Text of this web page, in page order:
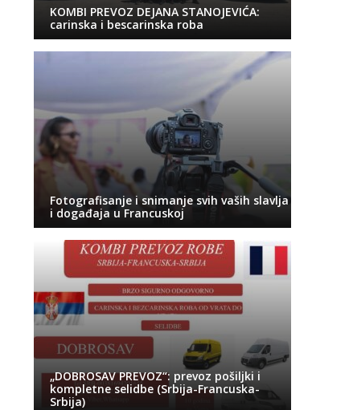
KOMBI PREVOZ DEJANA STANOJEVIĆA:
carinska i bescarinska roba
Fotografisanje i snimanje svih vaših slavlja
i događaja u Francuskoj
„DOBROSAV PREVOZ“: prevoz pošiljki i
kompletne selidbe (Srbija-Francuska-
Srbija)